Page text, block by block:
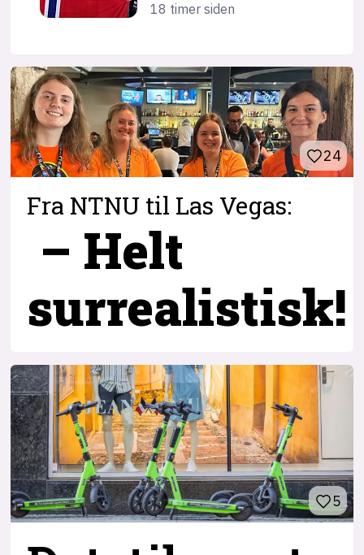
18 timer siden
24
Fra NTNU til Las Vegas:
– Helt
surrealistisk!
5